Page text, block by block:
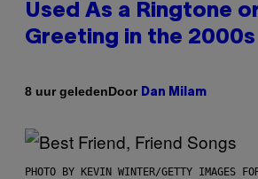
Used As a Ringtone
Greeting in the 2000s
8 uur geledenDoor Dan Milam
PHOTO BY KEVIN WINTER/GETTY IMAGES